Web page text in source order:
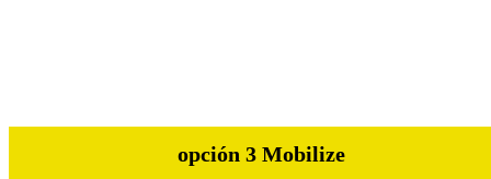
opción 3 Mobilize